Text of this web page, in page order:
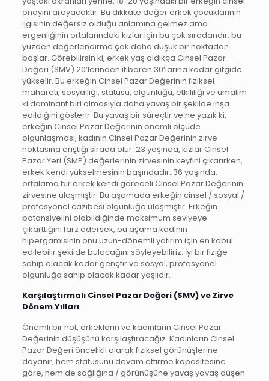
onayını arayacaktır. Bu dikkate değer erkek çocuklarının
ilgisinin değersiz olduğu anlamına gelmez ama
ergenliğinin ortalarındaki kızlar için bu çok sıradandır, bu
yüzden değerlendirme çok daha düşük bir noktadan
başlar. Görebilirsin ki, erkek yaş aldıkça Cinsel Pazar
Değeri (SMV) 20’lerinden itibaren 30’larına kadar gitgide
yükselir. Bu erkeğin Cinsel Pazar Değerinin fiziksel
mahareti, sosyalliği, statüsü, olgunluğu, etkililiği ve umalım
ki dominant biri olmasıyla daha yavaş bir şekilde inşa
edildiğini gösterir. Bu yavaş bir süreçtir ve ne yazık ki,
erkeğin Cinsel Pazar Değerinin önemli ölçüde
olgunlaşması, kadının Cinsel Pazar Değerinin zirve
noktasına eriştiği sırada olur. 23 yaşında, kızlar Cinsel
Pazar Yeri (SMP) değerlerinin zirvesinin keyfini çıkarırken,
erkek kendi yükselmesinin başındadır. 36 yaşında,
ortalama bir erkek kendi göreceli Cinsel Pazar Değerinin
zirvesine ulaşmıştır. Bu aşamada erkeğin cinsel / sosyal /
profesyonel cazibesi olgunluğa ulaşmıştır. Erkeğin
potansiyelini olabildiğinde maksimum seviyeye
çıkarttığını farz edersek, bu aşama kadının
hipergamisinin onu uzun-dönemli yatırım için en kabul
edilebilir şekilde bulacağını söyleyebiliriz. İyi bir fiziğe
sahip olacak kadar gençtir ve sosyal, profesyonel
olgunluğa sahip olacak kadar yaşlıdır.
Karşılaştırmalı Cinsel Pazar Değeri (SMV) ve Zirve
Dönem Yılları
Önemli bir not, erkeklerin ve kadınların Cinsel Pazar
Değerinin düşüşünü karşılaştıracağız. Kadınların Cinsel
Pazar Değeri öncelikli olarak fiziksel görünüşlerine
dayanır, hem statüsünü devam ettirme kapasitesine
göre, hem de sağlığına / görünüşüne yavaş yavaş düşen